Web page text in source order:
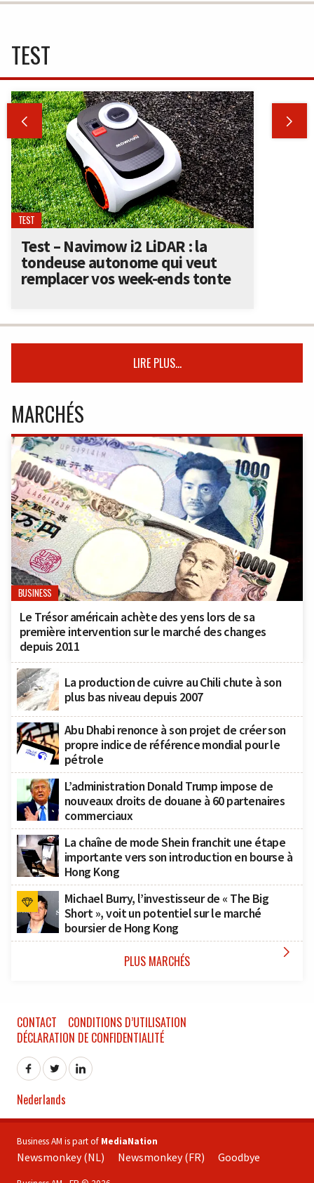
TEST
 
TEST
Test – Navimow i2 LiDAR : la
tondeuse autonome qui veut
remplacer vos week-ends tonte
LIRE PLUS...
MARCHÉS
BUSINESS
Le Trésor américain achète des yens lors de sa
première intervention sur le marché des changes
depuis 2011
La production de cuivre au Chili chute à son
plus bas niveau depuis 2007
Abu Dhabi renonce à son projet de créer son
propre indice de référence mondial pour le
pétrole
L’administration Donald Trump impose de
nouveaux droits de douane à 60 partenaires
commerciaux
La chaîne de mode Shein franchit une étape
importante vers son introduction en bourse à
Hong Kong
Michael Burry, l’investisseur de « The Big
Short », voit un potentiel sur le marché
boursier de Hong Kong
PLUS MARCHÉS 
CONTACT
CONDITIONS D’UTILISATION
DÉCLARATION DE CONFIDENTIALITÉ
Nederlands
Business AM is part of MediaNation
Newsmonkey (NL) Newsmonkey (FR) Goodbye